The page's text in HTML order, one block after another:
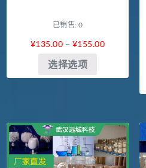
已销售: 0
¥135.00 – ¥155.00
选择选项